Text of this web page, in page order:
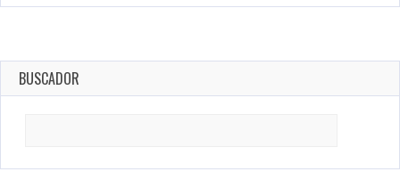
BUSCADOR